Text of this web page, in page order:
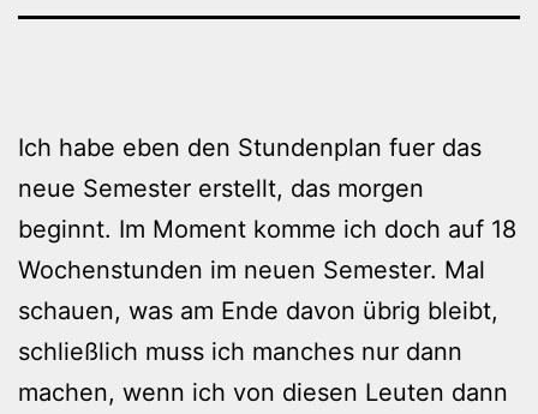
Ich habe eben den Stundenplan fuer das
neue Semester erstellt, das morgen
beginnt. Im Moment komme ich doch auf 18
Wochenstunden im neuen Semester. Mal
schauen, was am Ende davon übrig bleibt,
schließlich muss ich manches nur dann
machen, wenn ich von diesen Leuten dann